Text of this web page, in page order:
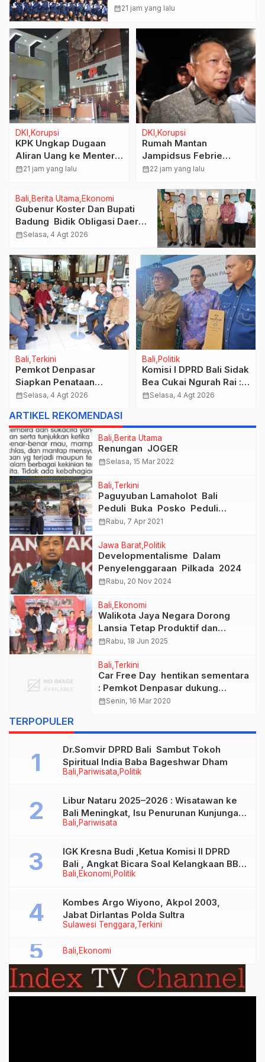
Menuju Jambore Nasional XII
calendar_month21 jam yang lalu
DKI Korupsi
KPK Ungkap Dugaan
Aliran Uang ke Menteri
Kehutanan, Diduga
Kawasan Hutan di
Kuansing
calendar_month21 jam yang lalu
DKI Korupsi
Rumah Mantan
Jampidsus Febrie
Adriansyah Digeledah
Agung, Dokumen
Dugaan TPPU Disita
calendar_month22 jam yang lalu
Bali Berita Utama Ekonomi
Gubenur Koster Dan Bupati
Badung Bidik Obligasi Daerah
: Gaspol Bangun Infrastruktur
calendar_monthSelasa, 4 Agt 2026
Bali Terkini
Pemkot Denpasar
Siapkan Penataan
Wajah Pusat Kota, Gajah
Kawasan Prioritas
calendar_monthSelasa, 4 Agt 2026
Bali Politik
Komisi I DPRD Bali Sidak
Bea Cukai Ngurah Rai :
Aneh Bea Cukai Tolak
calendar_monthSelasa, 4 Agt 2026
ARTIKEL REKOMENDASI
Bali Berita Utama
Renungan JOGER
calendar_monthSelasa, 15 Mar 2022
Bali Terkini
Paguyuban Lamaholot Bali
Peduli Buka Posko Peduli
Adonara, NTT
calendar_monthRabu, 7 Apr 2021
Jawa Barat Politik
Developmentalisme Dalam
Penyelenggaraan Pilkada 2024
calendar_monthRabu, 20 Nov 2024
Bali Ekonomi
Walikota Jaya Negara Dorong
Lansia Tetap Produktif dan
Berdaya
calendar_monthRabu, 18 Jun 2025
Bali Terkini
Car Free Day hentikan sementara
: Pemkot Denpasar dukung
Pemerintah halau Covid-19
calendar_monthSenin, 16 Mar 2020
TERPOPULER
Bali Pariwisata Politik
Dr.Somvir DPRD Bali Sambut Tokoh
Spiritual India Baba Bageshwar Dham
Bali Pariwisata
Libur Nataru 2025–2026 : Wisatawan ke
Bali Meningkat, Isu Penurunan Kunjungan
Tidak Benar
Bali Ekonomi Politik
IGK Kresna Budi ,Ketua Komisi II DPRD
Bali , Angkat Bicara Soal Kelangkaan BBM
Bersubsidi Jenis Solar
Sulawesi Tenggara Terkini
Kombes Argo Wiyono, Akpol 2003,
Jabat Dirlantas Polda Sultra
Bali Ekonomi